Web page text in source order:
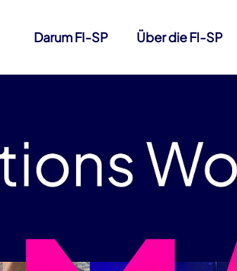
Darum FI-SP Über die FI-SP